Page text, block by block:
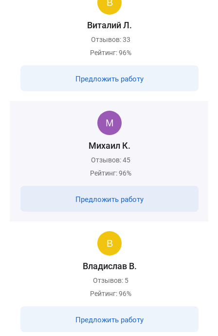
Виталий Л.
Отзывов: 33
Рейтинг: 96%
Предложить работу
Михаил К.
Отзывов: 45
Рейтинг: 96%
Предложить работу
Владислав В.
Отзывов: 5
Рейтинг: 96%
Предложить работу